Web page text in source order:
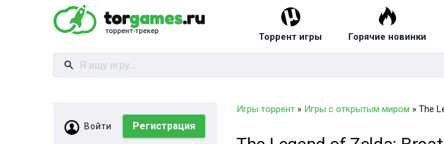
Торрент игры Горячие новинки
Войти Регистрация
Игры торрент » Игры с открытым миром » The